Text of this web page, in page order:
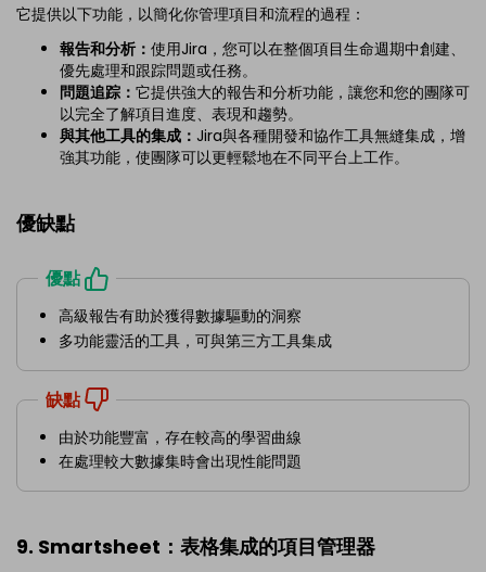
它提供以下功能，以簡化你管理項目和流程的過程：
報告和分析： 使用Jira，您可以在整個項目生命週期中創建、
優先處理和跟踪問題或任務。
問題追踪： 它提供強大的報告和分析功能，讓您和您的團隊可
以完全了解項目進度、表現和趨勢。
與其他工具的集成： Jira與各種開發和協作工具無縫集成，增
強其功能，使團隊可以更輕鬆地在不同平台上工作。
優缺點
優點
高級報告有助於獲得數據驅動的洞察
多功能靈活的工具，可與第三方工具集成
缺點
由於功能豐富，存在較高的學習曲線
在處理較大數據集時會出現性能問題
9. Smartsheet：表格集成的項目管理器